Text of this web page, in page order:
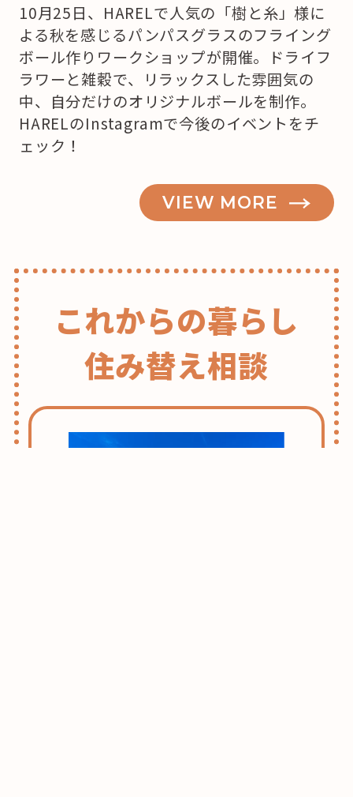
10月25日、HARELで人気の「樹と糸」様に
よる秋を感じるパンパスグラスのフライング
ボール作りワークショップが開催。ドライフ
ラワーと雑穀で、リラックスした雰囲気の
中、自分だけのオリジナルボールを制作。
HARELのInstagramで今後のイベントをチ
ェック！
VIEW MORE
これからの暮らし
住み替え相談